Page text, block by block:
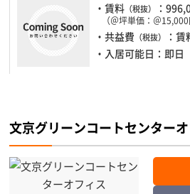
・賃料 （税抜） ：
（＠坪単価：＠15,000
・共益費 （税抜）
：
・入居可能日：即日
文京グリーンコートセンター